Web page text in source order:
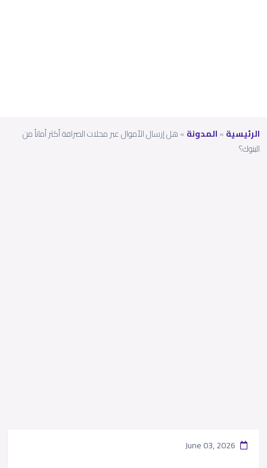
الرئيسية»المدونة»هل إرسال الأموال عبر محلات الصرافة أكثر أماناً من
البنوك؟